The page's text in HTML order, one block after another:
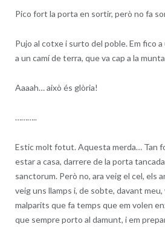
Pico fort la porta en sortir, però no fa
Pujo al cotxe i surto del poble. Em fico a
a un camí de terra, que va cap a la
Aaaah… això és glòria!
………..
Estic molt fotut. Aquesta merda… Tan
estar a casa, darrere de la porta
sanctorum. Però no, ara veig el cel, els
veig uns llamps i, de sobte, davant
malparits que fa temps que em volen
que sempre porto al damunt, i em